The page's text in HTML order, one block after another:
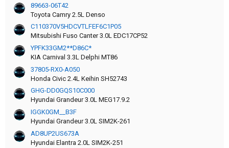
89663-06T42
Toyota Camry 2.5L Denso
C110370V5HDCVTLFEF6C1P05
Mitsubishi Fuso Canter 3.0L EDC17CP52
YPFK33GM2**D86C*
KIA Carnival 3.3L Delphi MT86
37805-RX0-A050
Honda Civic 2.4L Keihin SH52743
GHG-DD0GQS10C000
Hyundai Grandeur 3.0L MEG17.9.2
IGGK0GM__B3F
Hyundai Grandeur 3.0L SIM2K-261
AD8UP2US673A
Hyundai Elantra 2.0L SIM2K-251